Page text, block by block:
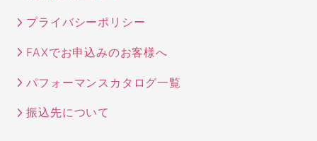
プライバシーポリシー
FAXでお申込みのお客様へ
パフォーマンスカタログ一覧
振込先について